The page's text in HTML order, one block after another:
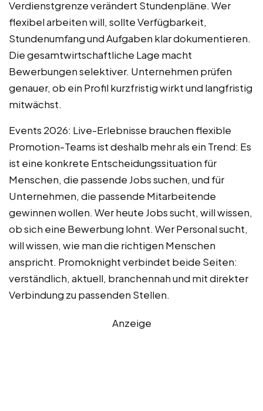
Verdienstgrenze verändert Stundenpläne. Wer
flexibel arbeiten will, sollte Verfügbarkeit,
Stundenumfang und Aufgaben klar dokumentieren.
Die gesamtwirtschaftliche Lage macht
Bewerbungen selektiver. Unternehmen prüfen
genauer, ob ein Profil kurzfristig wirkt und langfristig
mitwächst.
Events 2026: Live-Erlebnisse brauchen flexible
Promotion-Teams ist deshalb mehr als ein Trend: Es
ist eine konkrete Entscheidungssituation für
Menschen, die passende Jobs suchen, und für
Unternehmen, die passende Mitarbeitende
gewinnen wollen. Wer heute Jobs sucht, will wissen,
ob sich eine Bewerbung lohnt. Wer Personal sucht,
will wissen, wie man die richtigen Menschen
anspricht. Promoknight verbindet beide Seiten:
verständlich, aktuell, branchennah und mit direkter
Verbindung zu passenden Stellen.
Anzeige